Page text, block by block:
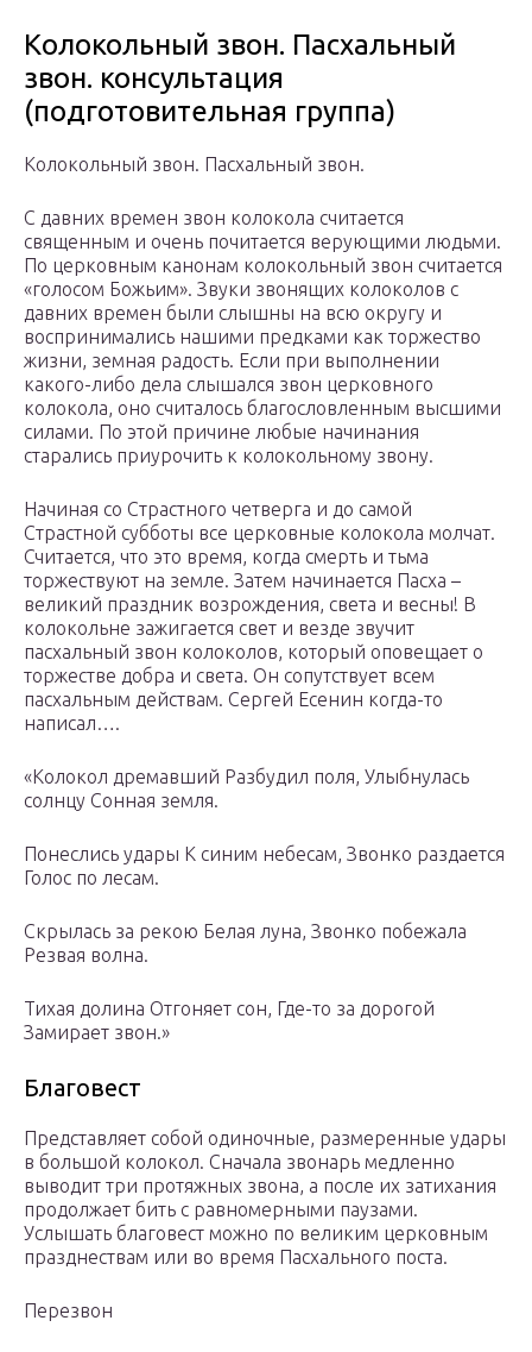
Колокольный звон. Пасхальный
звон. консультация
(подготовительная группа)
Колокольный звон. Пасхальный звон.
С давних времен звон колокола считается
священным и очень почитается верующими людьми.
По церковным канонам колокольный звон считается
«голосом Божьим». Звуки звонящих колоколов с
давних времен были слышны на всю округу и
воспринимались нашими предками как торжество
жизни, земная радость. Если при выполнении
какого-либо дела слышался звон церковного
колокола, оно считалось благословленным высшими
силами. По этой причине любые начинания
старались приурочить к колокольному звону.
Начиная со Страстного четверга и до самой
Страстной субботы все церковные колокола молчат.
Считается, что это время, когда смерть и тьма
торжествуют на земле. Затем начинается Пасха –
великий праздник возрождения, света и весны! В
колокольне зажигается свет и везде звучит
пасхальный звон колоколов, который оповещает о
торжестве добра и света. Он сопутствует всем
пасхальным действам. Сергей Есенин когда-то
написал….
«Колокол дремавший Разбудил поля, Улыбнулась
солнцу Сонная земля.
Понеслись удары К синим небесам, Звонко раздается
Голос по лесам.
Скрылась за рекою Белая луна, Звонко побежала
Резвая волна.
Тихая долина Отгоняет сон, Где-то за дорогой
Замирает звон.»
Благовест
Представляет собой одиночные, размеренные удары
в большой колокол. Сначала звонарь медленно
выводит три протяжных звона, а после их затихания
продолжает бить с равномерными паузами.
Услышать благовест можно по великим церковным
празднествам или во время Пасхального поста.
Перезвон